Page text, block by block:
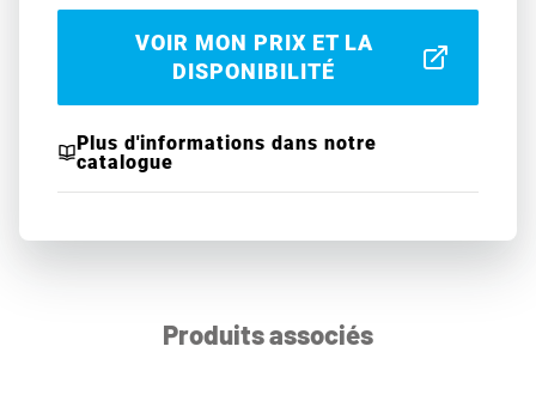
VOIR MON PRIX ET LA
DISPONIBILITÉ
Plus d'informations dans notre
catalogue
Produits associés